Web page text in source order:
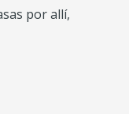
por allí,